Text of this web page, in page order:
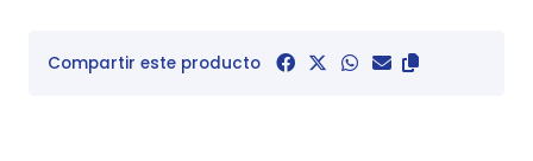
Compartir este producto